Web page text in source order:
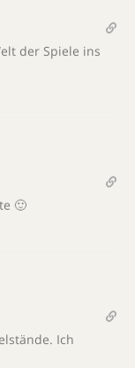
der Spiele ins
🙂
Ich